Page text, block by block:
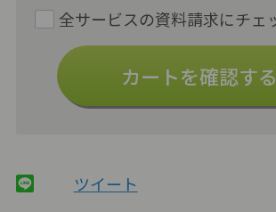
カートを確認する
ツイート